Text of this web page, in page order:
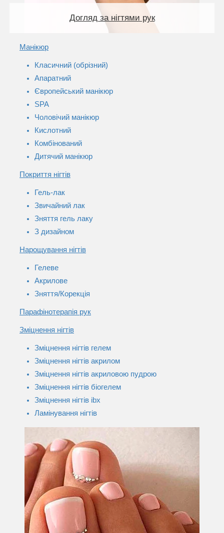
Догляд за нігтями рук
Манікюр
Класичний (обрізний)
Апаратний
Європейський манікюр
SPA
Чоловічий манікюр
Кислотний
Комбінований
Дитячий манікюр
Покриття нігтів
Гель-лак
Звичайний лак
Зняття гель лаку
З дизайном
Нарощування нігтів
Гелеве
Акрилове
Зняття/Корекція
Парафінотерапія рук
Зміцнення нігтів
Зміцнення нігтів гелем
Зміцнення нігтів акрилом
Зміцнення нігтів акриловою пудрою
Зміцнення нігтів біогелем
Зміцнення нігтів ibx
Ламінування нігтів